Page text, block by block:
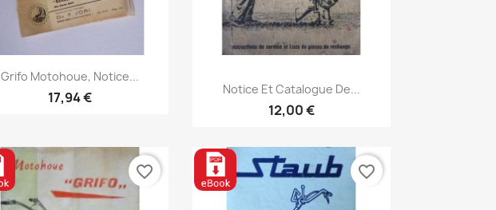
Aperçu rapide
Grifo Motohoue, Notice...
17,94 €
Aperçu rapide
Notice Et Catalogue De...
12,00 €
favorite_border favorite_border